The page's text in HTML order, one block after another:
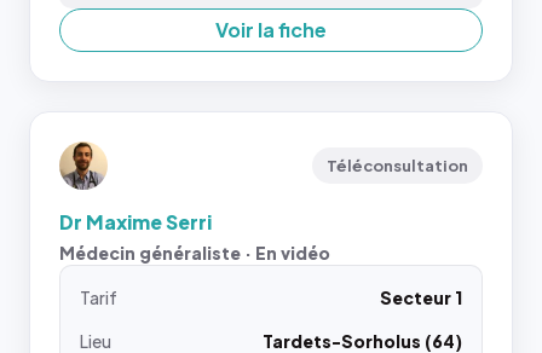
Voir la fiche
Téléconsultation
Dr Maxime Serri
Médecin généraliste · En vidéo
Tarif
Secteur 1
Lieu
Tardets-Sorholus (64)